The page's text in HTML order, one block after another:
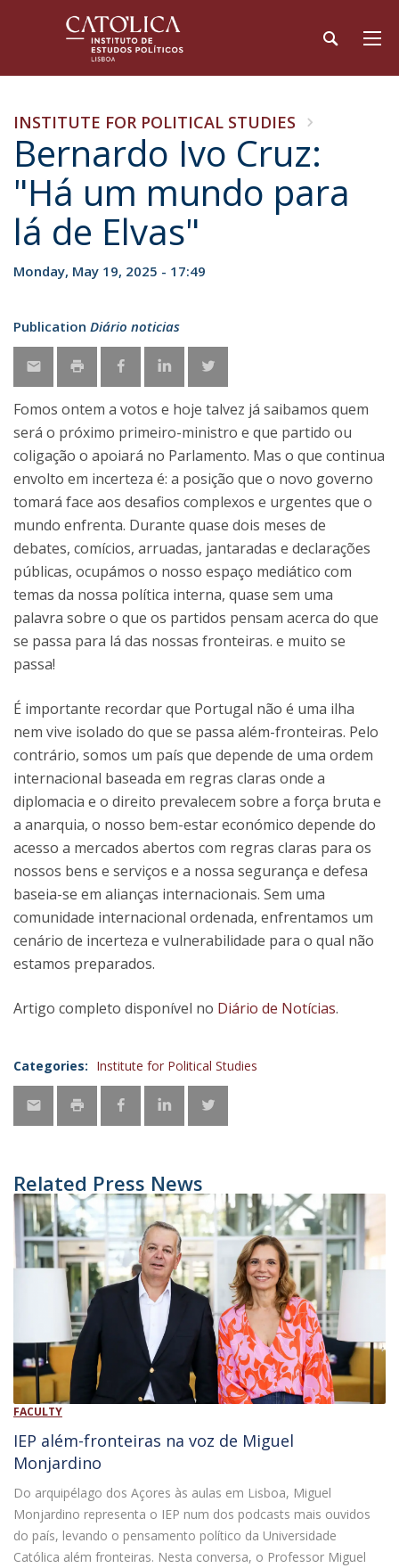
INSTITUTE FOR POLITICAL STUDIES
Bernardo Ivo Cruz:
"Há um mundo para
lá de Elvas"
Monday, May 19, 2025 - 17:49
Publication Diário noticias
Fomos ontem a votos e hoje talvez já saibamos quem
será o próximo primeiro-ministro e que partido ou
coligação o apoiará no Parlamento. Mas o que continua
envolto em incerteza é: a posição que o novo governo
tomará face aos desafios complexos e urgentes que o
mundo enfrenta. Durante quase dois meses de
debates, comícios, arruadas, jantaradas e declarações
públicas, ocupámos o nosso espaço mediático com
temas da nossa política interna, quase sem uma
palavra sobre o que os partidos pensam acerca do que
se passa para lá das nossas fronteiras. e muito se
passa!
É importante recordar que Portugal não é uma ilha
nem vive isolado do que se passa além-fronteiras. Pelo
contrário, somos um país que depende de uma ordem
internacional baseada em regras claras onde a
diplomacia e o direito prevalecem sobre a força bruta e
a anarquia, o nosso bem-estar económico depende do
acesso a mercados abertos com regras claras para os
nossos bens e serviços e a nossa segurança e defesa
baseia-se em alianças internacionais. Sem uma
comunidade internacional ordenada, enfrentamos um
cenário de incerteza e vulnerabilidade para o qual não
estamos preparados.
Artigo completo disponível no Diário de Notícias.
Categories: Institute for Political Studies
Related Press News
FACULTY
IEP além-fronteiras na voz de Miguel
Monjardino
Do arquipélago dos Açores às aulas em Lisboa, Miguel
Monjardino representa o IEP num dos podcasts mais ouvidos
do país, levando o pensamento político da Universidade
Católica além fronteiras. Nesta conversa, o Professor Miguel